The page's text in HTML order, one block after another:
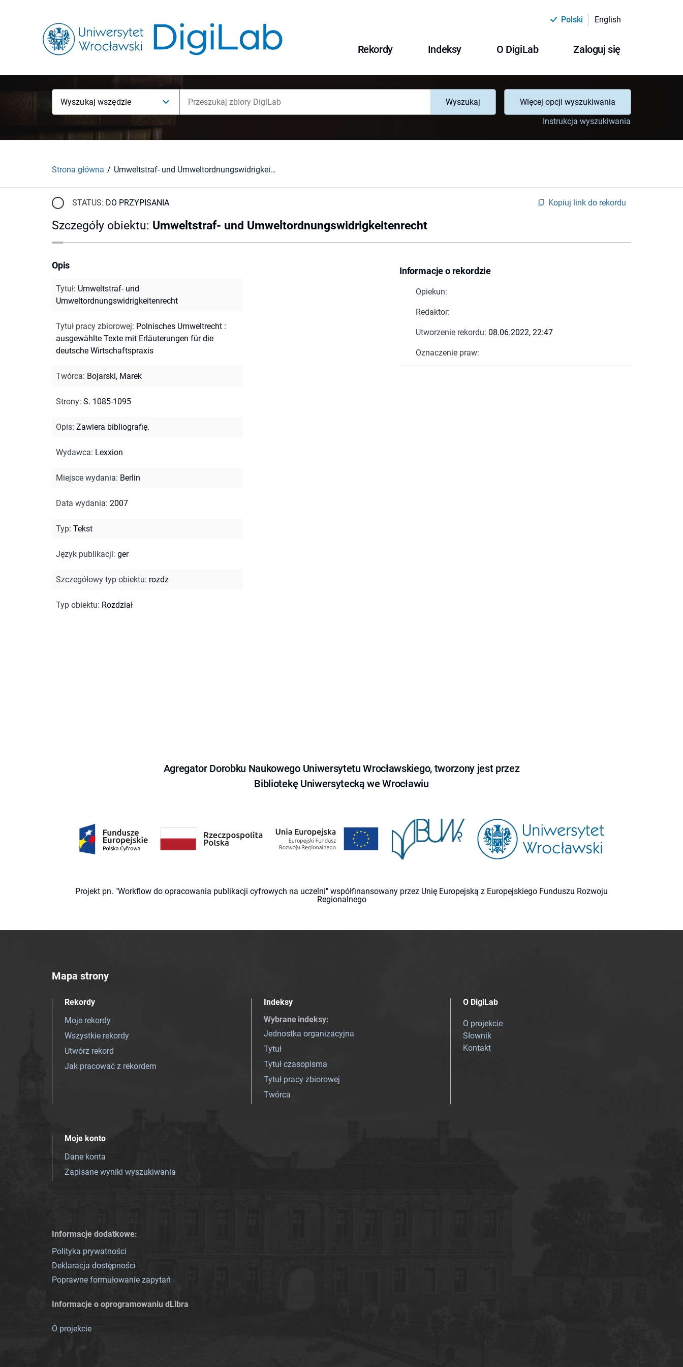
Polski English
Rekordy Indeksy O DigiLab Zaloguj się
Wyszukaj wszędzie Wyszukaj
Więcej opcji wyszukiwania
Instrukcja wyszukiwania
Strona główna Umweltstraf- und Umweltordnungswidrigkeitenrecht
STATUS: DO PRZYPISANIA Kopiuj link do rekordu
Szczegóły obiektu: Umweltstraf- und Umweltordnungswidrigkeitenrecht
Informacje o rekordzie
Opiekun:
Redaktor:
Utworzenie rekordu: 08.06.2022, 22:47
Oznaczenie praw:
Opis
Tytuł: Umweltstraf- und
Umweltordnungswidrigkeitenrecht
Tytuł pracy zbiorowej: Polnisches Umweltrecht :
ausgewählte Texte mit Erläuterungen für die
deutsche Wirtschaftspraxis
Twórca: Bojarski, Marek
Strony: S. 1085-1095
Opis: Zawiera bibliografię.
Wydawca: Lexxion
Miejsce wydania: Berlin
Data wydania: 2007
Typ: Tekst
Język publikacji: ger
Szczegółowy typ obiektu: rozdz
Typ obiektu: Rozdział
Agregator Dorobku Naukowego Uniwersytetu Wrocławskiego, tworzony jest przez
Bibliotekę Uniwersytecką we Wrocławiu
Projekt pn. "Workflow do opracowania publikacji cyfrowych na uczelni" współfinansowany przez Unię Europejską z Europejskiego Funduszu Rozwoju
Regionalnego
Mapa strony
Rekordy
Moje rekordy
Wszystkie rekordy
Utwórz rekord
Jak pracować z rekordem
Indeksy
Wybrane indeksy:
Jednostka organizacyjna
Tytuł
Tytuł czasopisma
Tytuł pracy zbiorowej
Twórca
O DigiLab
O projekcie
Słownik
Kontakt
Moje konto
Dane konta
Zapisane wyniki wyszukiwania
Informacje dodatkowe:
Polityka prywatności
Deklaracja dostępności
Poprawne formułowanie zapytań
Informacje o oprogramowaniu dLibra
O projekcie